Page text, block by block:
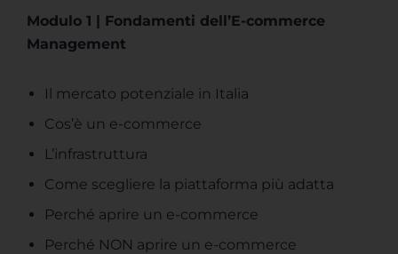
Modulo 1 | Fondamenti dell’E-commerce
Management
Il mercato potenziale in Italia
Cos’è un e-commerce
L’infrastruttura
Come scegliere la piattaforma più adatta
Perché aprire un e-commerce
Perché NON aprire un e-commerce